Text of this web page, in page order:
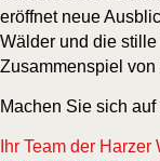
eröff­net neue
Wäl­der und die
Zusam­men­spiel von
Machen Sie sich
Ihr Team der